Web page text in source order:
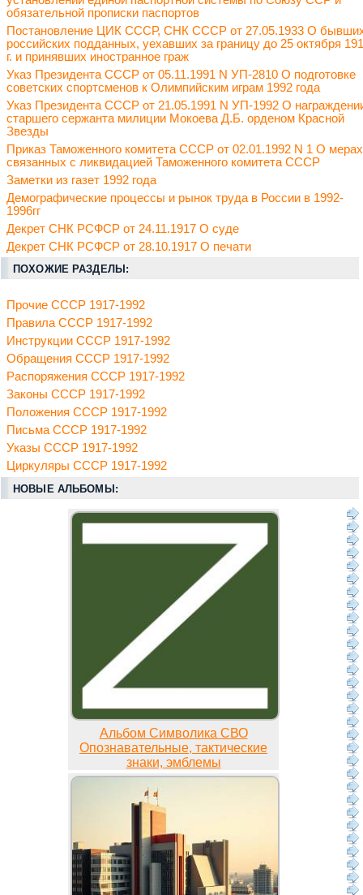
обязательной прописки паспортов
Постановление ЦИК СССР, СНК СССР от 27.05.1933 О
российских подданных, уехавших за границу до 25 октября
г. и принявших иностранное граж
Указ Президента СССР от 05.11.1991 N УП-2810 О подготовке
советских спортсменов к Олимпийским играм 1992 года
Указ Президента СССР от 21.05.1991 N УП-1992 О
старшего сержанта милиции Мокоева Д.Б. орденом Красной
Звезды
Приказ Таможенного комитета СССР от 02.01.1992 N 1 О
связанных с ликвидацией Таможенного комитета СССР
Заметки из газет 1992 года
Демографические процессы и рынок труда в России в 1992-
1996гг
Декрет СНК РСФСР от 24.11.1917 О суде
Декрет СНК РСФСР от 28.10.1917 О печати
ПОХОЖИЕ РАЗДЕЛЫ:
Прочие СССР 1917-1992
Правила СССР 1917-1992
Инструкции СССР 1917-1992
Обращения СССР 1917-1992
Распоряжения СССР 1917-1992
Законы СССР 1917-1992
Положения СССР 1917-1992
Письма СССР 1917-1992
Указы СССР 1917-1992
Циркуляры СССР 1917-1992
НОВЫЕ АЛЬБОМЫ:
Альбом Символика СВО
Опознавательные, тактические
знаки, эмблемы